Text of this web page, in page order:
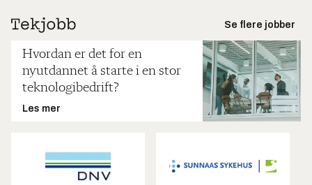
Se flere jobber
Hvordan er det for en
nyutdannet å starte i en stor
teknologibedrift?
Les mer